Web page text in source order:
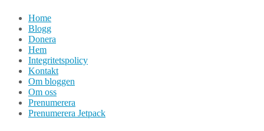
Hoppa
innehåll
Home
Blogg
Donera
Hem
Integritetspolicy
Kontakt
Om bloggen
Om oss
Prenumerera
Prenumerera Jetpack